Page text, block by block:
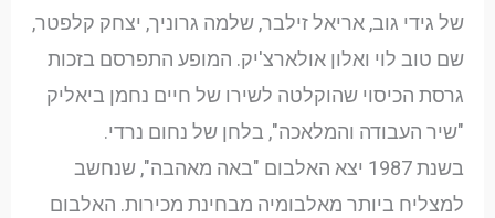
של גידי גוב, אריאל זילבר, שלמה גרוניך, יצחק קלפטר,
שם טוב לוי ואלון אולארצ'יק. המופע התפרסם בזכות
גרסת הכיסוי שהוקלטה לשירו של חיים נחמן ביאליק
"שיר העבודה והמלאכה", בלחן של נחום נרדי.
בשנת 1987 יצא האלבום "באה מאהבה", שנחשב
למצליח ביותר מאלבומיה מבחינת מכירות. האלבום